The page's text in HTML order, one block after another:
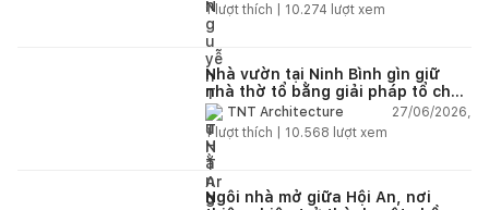
1lượt thích | 10.274 lượt xem
Nhà vườn tại Ninh Bình gìn giữ
nhà thờ tổ bằng giải pháp tổ chức
lại không gian
TNT Architecture
27/06/2026,
1lượt thích | 10.568 lượt xem
Ngôi nhà mở giữa Hội An, nơi